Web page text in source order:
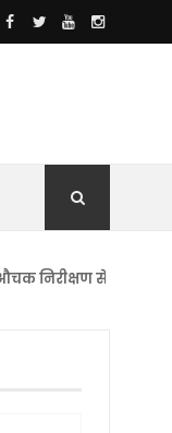
से सीएचसी लंभुआ